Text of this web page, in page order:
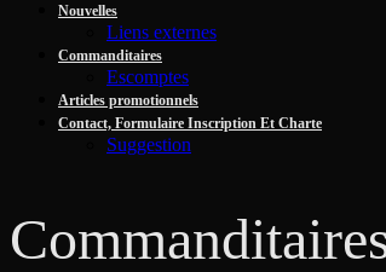
Nouvelles
Liens externes
Commanditaires
Escomptes
Articles promotionnels
Contact, Formulaire Inscription Et Charte
Suggestion